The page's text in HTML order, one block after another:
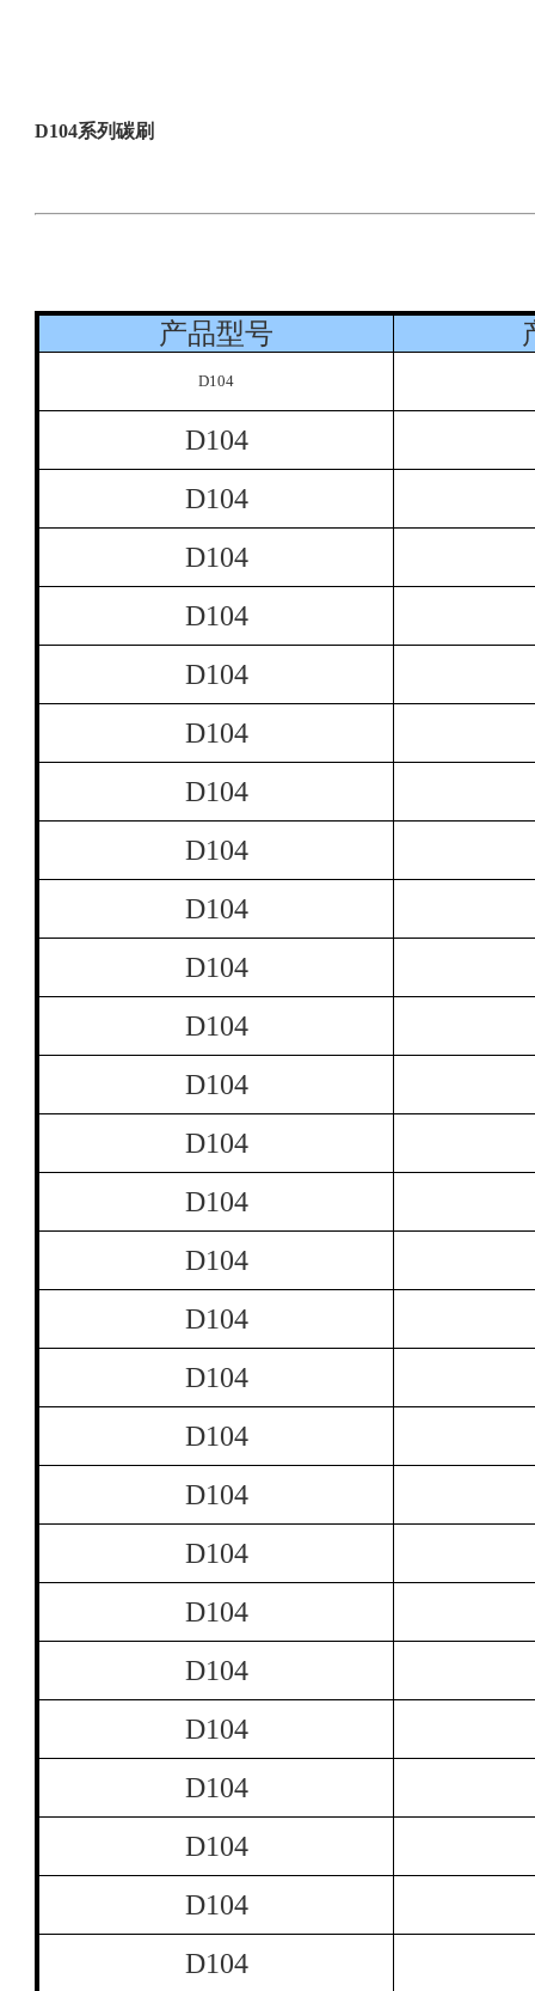
D104系列碳刷
产品型号
D104
D104
D104
D104
D104
D104
D104
D104
D104
D104
D104
D104
D104
D104
D104
D104
D104
D104
D104
D104
D104
D104
D104
D104
D104
D104
D104
D104